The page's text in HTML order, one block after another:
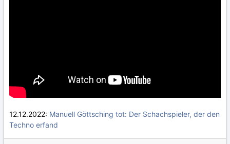
12.12.2022: Manuell Göttsching tot: Der Schachspieler, der den
Techno erfand